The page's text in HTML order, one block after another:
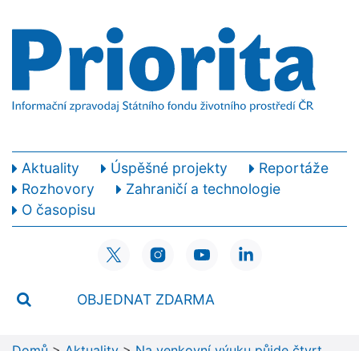
Aktuality Úspěšné projekty
Reportáže
Rozhovory
Zahraničí a technologie
O časopisu
OBJEDNAT ZDARMA